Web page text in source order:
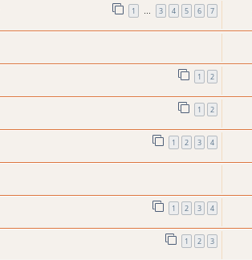
1 … 3 4 5 6 7
1 2
1 2
1 2 3 4
1 2 3 4
1 2 3